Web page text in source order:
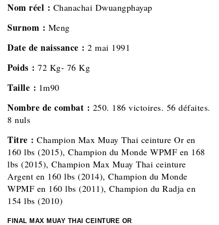
Nom réel : Chanachai Dwuangphayap
Surnom : Meng
Date de naissance : 2 mai 1991
Poids : 72 Kg- 76 Kg
Taille : 1m90
Nombre de combat : 250. 186 victoires. 56 défaites.
8 nuls
Titre : Champion Max Muay Thai ceinture Or en
160 lbs (2015), Champion du Monde WPMF en 168
lbs (2015), Champion Max Muay Thai ceinture
Argent en 160 lbs (2014), Champion du Monde
WPMF en 160 lbs (2011), Champion du Radja en
154 lbs (2010)
FINAL MAX MUAY THAI CEINTURE OR